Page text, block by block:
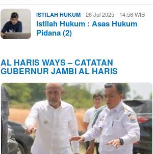
ISTILAH HUKUM 26 Jul 2025 - 14:58 WIB
Istilah Hukum : Asas Hukum
Pidana (2)
AL HARIS WAYS – CATATAN
GUBERNUR JAMBI AL HARIS